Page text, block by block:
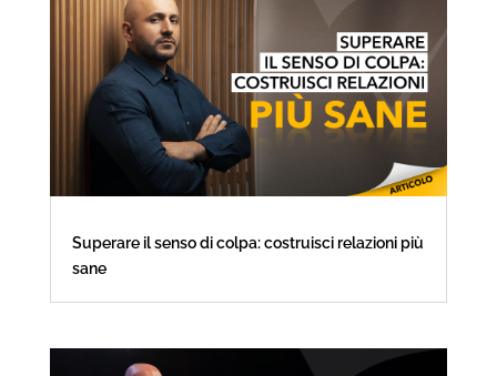
Superare il senso di colpa: costruisci relazioni più
sane